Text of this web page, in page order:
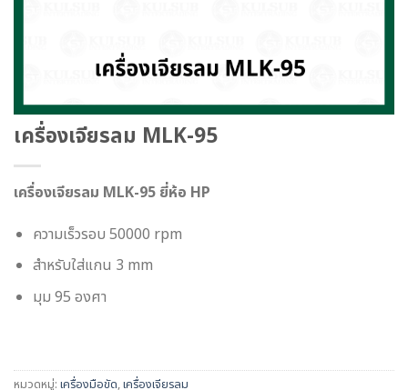
เครื่องเจียรลม MLK-95
เครื่องเจียรลม MLK-95 ยี่ห้อ HP
ความเร็วรอบ 50000 rpm
สำหรับใส่แกน 3 mm
มุม 95 องศา
หมวดหมู่: เครื่องมือขัด,เครื่องเจียรลม